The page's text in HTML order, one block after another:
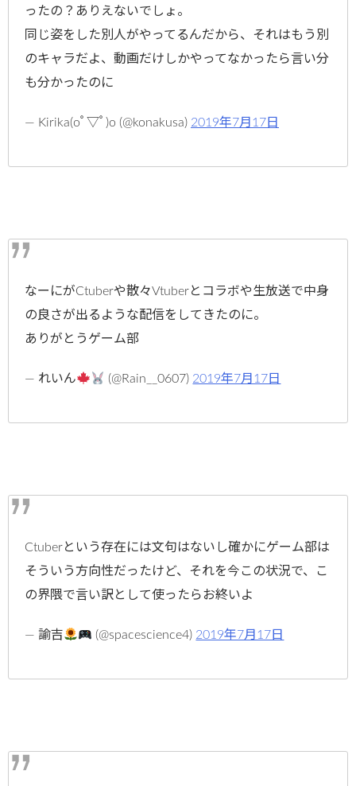
ったの？ありえないでしょ。
同じ姿をした別人がやってるんだから、それはもう別
のキャラだよ、動画だけしかやってなかったら言い分
も分かったのに
— Kirika(oﾟ▽ﾟ)o (@konakusa) 2019年7月17日
なーにがCtuberや散々Vtuberとコラボや生放送で中身
の良さが出るような配信をしてきたのに。
ありがとうゲーム部
— れいん (@Rain__0607) 2019年7月17日
Ctuberという存在には文句はないし確かにゲーム部は
そういう方向性だったけど、それを今この状況で、こ
の界隈で言い訳として使ったらお終いよ
— 諭吉 (@spacescience4) 2019年7月17日